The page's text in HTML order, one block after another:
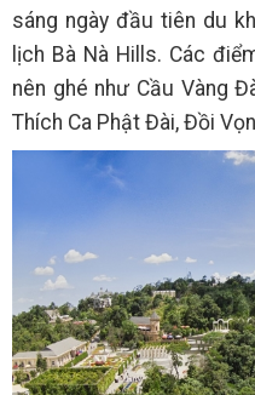
sáng ngày đầu tiên du
lịch Bà Nà Hills. Các
nên ghé như Cầu Vàng
Thích Ca Phật Đài, Đồi